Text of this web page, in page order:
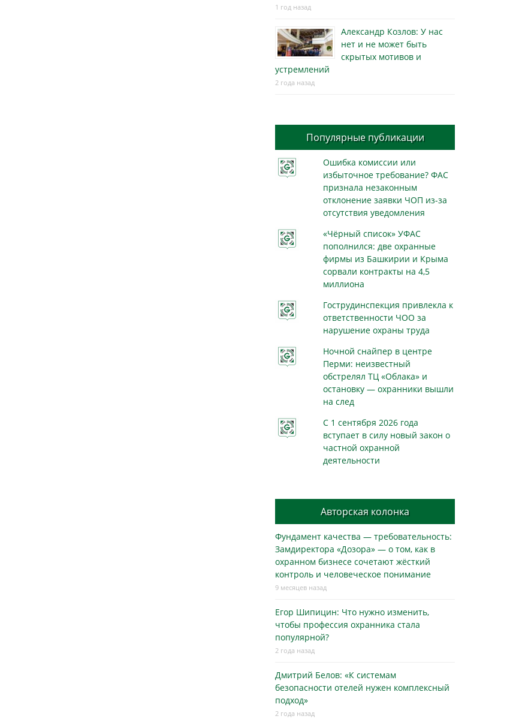
1 год назад
Александр Козлов: У нас
нет и не может быть
скрытых мотивов и
устремлений
2 года назад
Популярные публикации
Ошибка комиссии или
избыточное требование? ФАС
признала незаконным
отклонение заявки ЧОП из-за
отсутствия уведомления
«Чёрный список» УФАС
пополнился: две охранные
фирмы из Башкирии и Крыма
сорвали контракты на 4,5
миллиона
Гострудинспекция привлекла к
ответственности ЧОО за
нарушение охраны труда
Ночной снайпер в центре
Перми: неизвестный
обстрелял ТЦ «Облака» и
остановку — охранники вышли
на след
С 1 сентября 2026 года
вступает в силу новый закон о
частной охранной
деятельности
Авторская колонка
Фундамент качества — требовательность:
Замдиректора «Дозора» — о том, как в
охранном бизнесe сочетают жёсткий
контроль и человеческое понимание
9 месяцев назад
Егор Шипицин: Что нужно изменить,
чтобы профессия охранника стала
популярной?
2 года назад
Дмитрий Белов: «К системам
безопасности отелей нужен комплексный
подход»
2 года назад